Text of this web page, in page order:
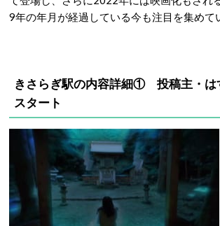
9年の年月が経過している今も注目を集めて
きさらぎ駅の内容詳細① 投稿主・は
スタート